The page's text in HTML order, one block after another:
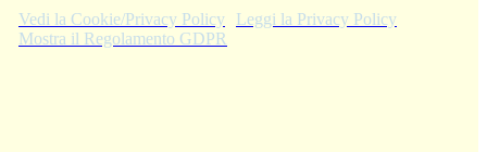
Vedi la Cookie/Privacy Policy
Leggi la Privacy Policy
Mostra il Regolamento GDPR